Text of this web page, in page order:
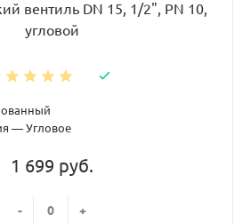
вентиль DN 15, 1/2", PN 10,
угловой
— Угловое
1 699 руб.
- +